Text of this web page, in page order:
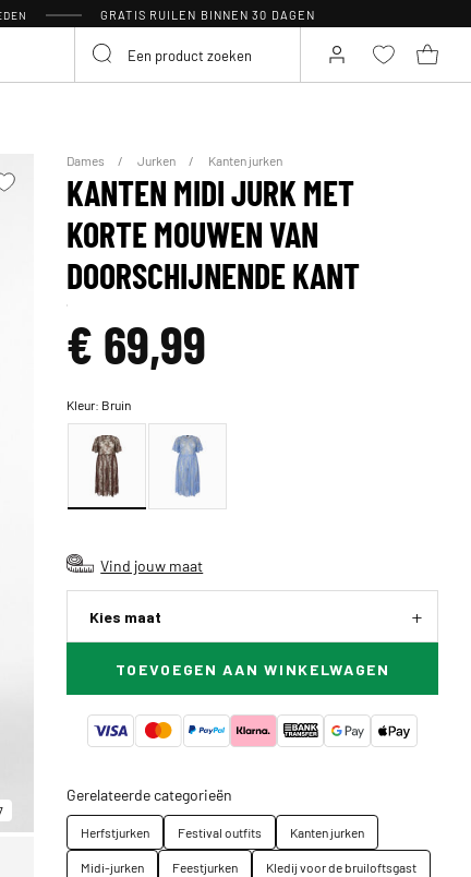
GRATIS RUILEN BINNEN 30 DAGEN
Dames Jurken Kanten jurken
KANTEN MIDI JURK MET
KORTE MOUWEN VAN
DOORSCHIJNENDE KANT
€ 69,99
Kleur: Bruin
Vind jouw maat
Kies maat
TOEVOEGEN AAN WINKELWAGEN
Gerelateerde categorieën
Herfstjurken Festival outfits
Kanten jurken
Midi-jurken
Feestjurken
Kledij voor de bruiloftsgast